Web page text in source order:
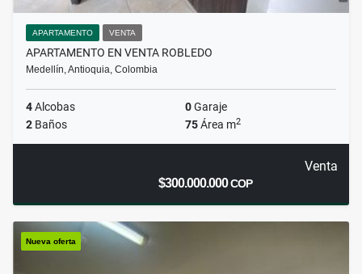
APARTAMENTO VENTA
APARTAMENTO EN VENTA ROBLEDO
Medellín, Antioquia, Colombia
4Alcobas 0Garaje
2 Baños 75Área m2
Venta
$300.000.000COP
Nueva oferta